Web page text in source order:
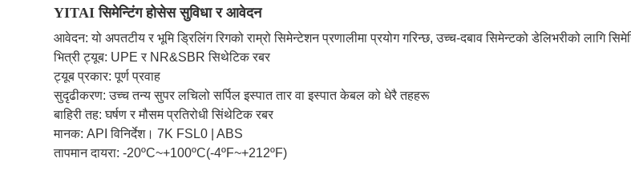
YITAI सिमेन्टिंग होसेस सुविधा र आवेदन
आवेदन: यो अपतटीय र भूमि ड्रिलिंग रिगको राम्रो सिमेन्टेशन प्रणालीमा प्रयोग गरिन्छ, उच्च-दबाव सिमेन्टको डेलिभरीको लागि
भित्री ट्यूब: UPE र NR&SBR सिथेटिक रबर
ट्यूब प्रकार: पूर्ण प्रवाह
सुदृढीकरण: उच्च तन्य सुपर लचिलो सर्पिल इस्पात तार वा इस्पात केबल को धेरै तहहरू
बाहिरी तह: घर्षण र मौसम प्रतिरोधी सिंथेटिक रबर
मानक: API विनिर्देश। 7K FSL0 | ABS
तापमान दायरा: -20ºC~+100ºC(-4ºF~+212ºF)